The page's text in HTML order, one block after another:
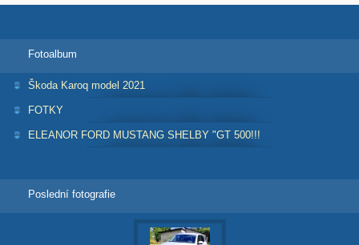
Fotoalbum
Škoda Karoq model 2021
FOTKY
ELEANOR FORD MUSTANG SHELBY "GT 500!!!
Poslední fotografie